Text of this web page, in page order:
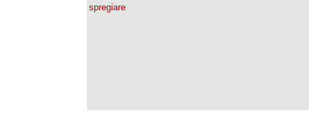
spregiare